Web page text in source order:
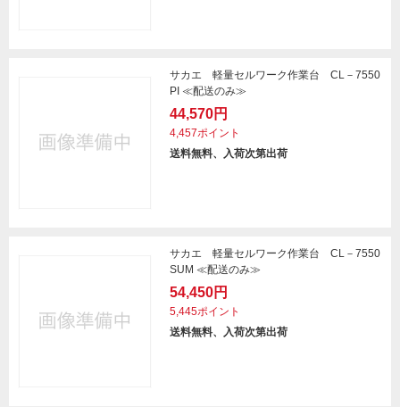
サカエ 軽量セルワーク作業台 CL－7550
PI ≪配送のみ≫
44,570円
4,457ポイント
送料無料、入荷次第出荷
サカエ 軽量セルワーク作業台 CL－7550
SUM ≪配送のみ≫
54,450円
5,445ポイント
送料無料、入荷次第出荷